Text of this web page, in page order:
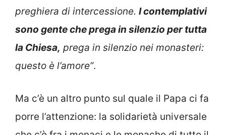
preghiera di intercessione. I contemplativi
sono gente che prega in silenzio per tutta
la Chiesa, prega in silenzio nei monasteri:
questo è l’amore”.
Ma c’è un altro punto sul quale il Papa ci fa
porre l’attenzione: la solidarietà universale